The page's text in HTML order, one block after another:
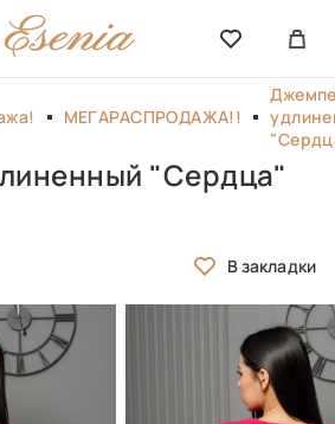
МЕГАРАСПРОДАЖА!!
"Сердца"